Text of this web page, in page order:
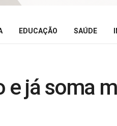
EDUCAÇÃO SAÚDE
já soma